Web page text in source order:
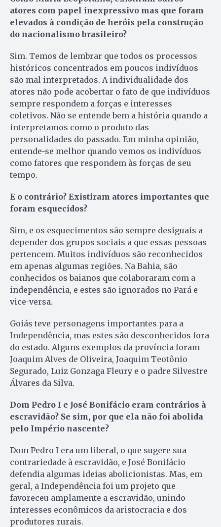
atores com papel inexpressivo mas que foram
elevados à condição de heróis pela construção
do nacionalismo brasileiro?
Sim. Temos de lembrar que todos os processos
históricos concentrados em poucos indivíduos
são mal interpretados. A individualidade dos
atores não pode acobertar o fato de que indivíduos
sempre respondem a forças e interesses
coletivos. Não se entende bem a história quando a
interpretamos como o produto das
personalidades do passado. Em minha opinião,
entende-se melhor quando vemos os indivíduos
como fatores que respondem às forças de seu
tempo.
E o contrário? Existiram atores importantes que
foram esquecidos?
Sim, e os esquecimentos são sempre desiguais a
depender dos grupos sociais a que essas pessoas
pertencem. Muitos indivíduos são reconhecidos
em apenas algumas regiões. Na Bahia, são
conhecidos os baianos que colaboraram com a
independência, e estes são ignorados no Pará e
vice-versa.
Goiás teve personagens importantes para a
Independência, mas estes são desconhecidos fora
do estado. Alguns exemplos da província foram
Joaquim Alves de Oliveira, Joaquim Teotônio
Segurado, Luiz Gonzaga Fleury e o padre Silvestre
Álvares da Silva.
Dom Pedro I e José Bonifácio eram contrários à
escravidão? Se sim, por que ela não foi abolida
pelo Império nascente?
Dom Pedro I era um liberal, o que sugere sua
contrariedade à escravidão, e José Bonifácio
defendia algumas ideias abolicionistas. Mas, em
geral, a Independência foi um projeto que
favoreceu amplamente a escravidão, unindo
interesses econômicos da aristocracia e dos
produtores rurais.